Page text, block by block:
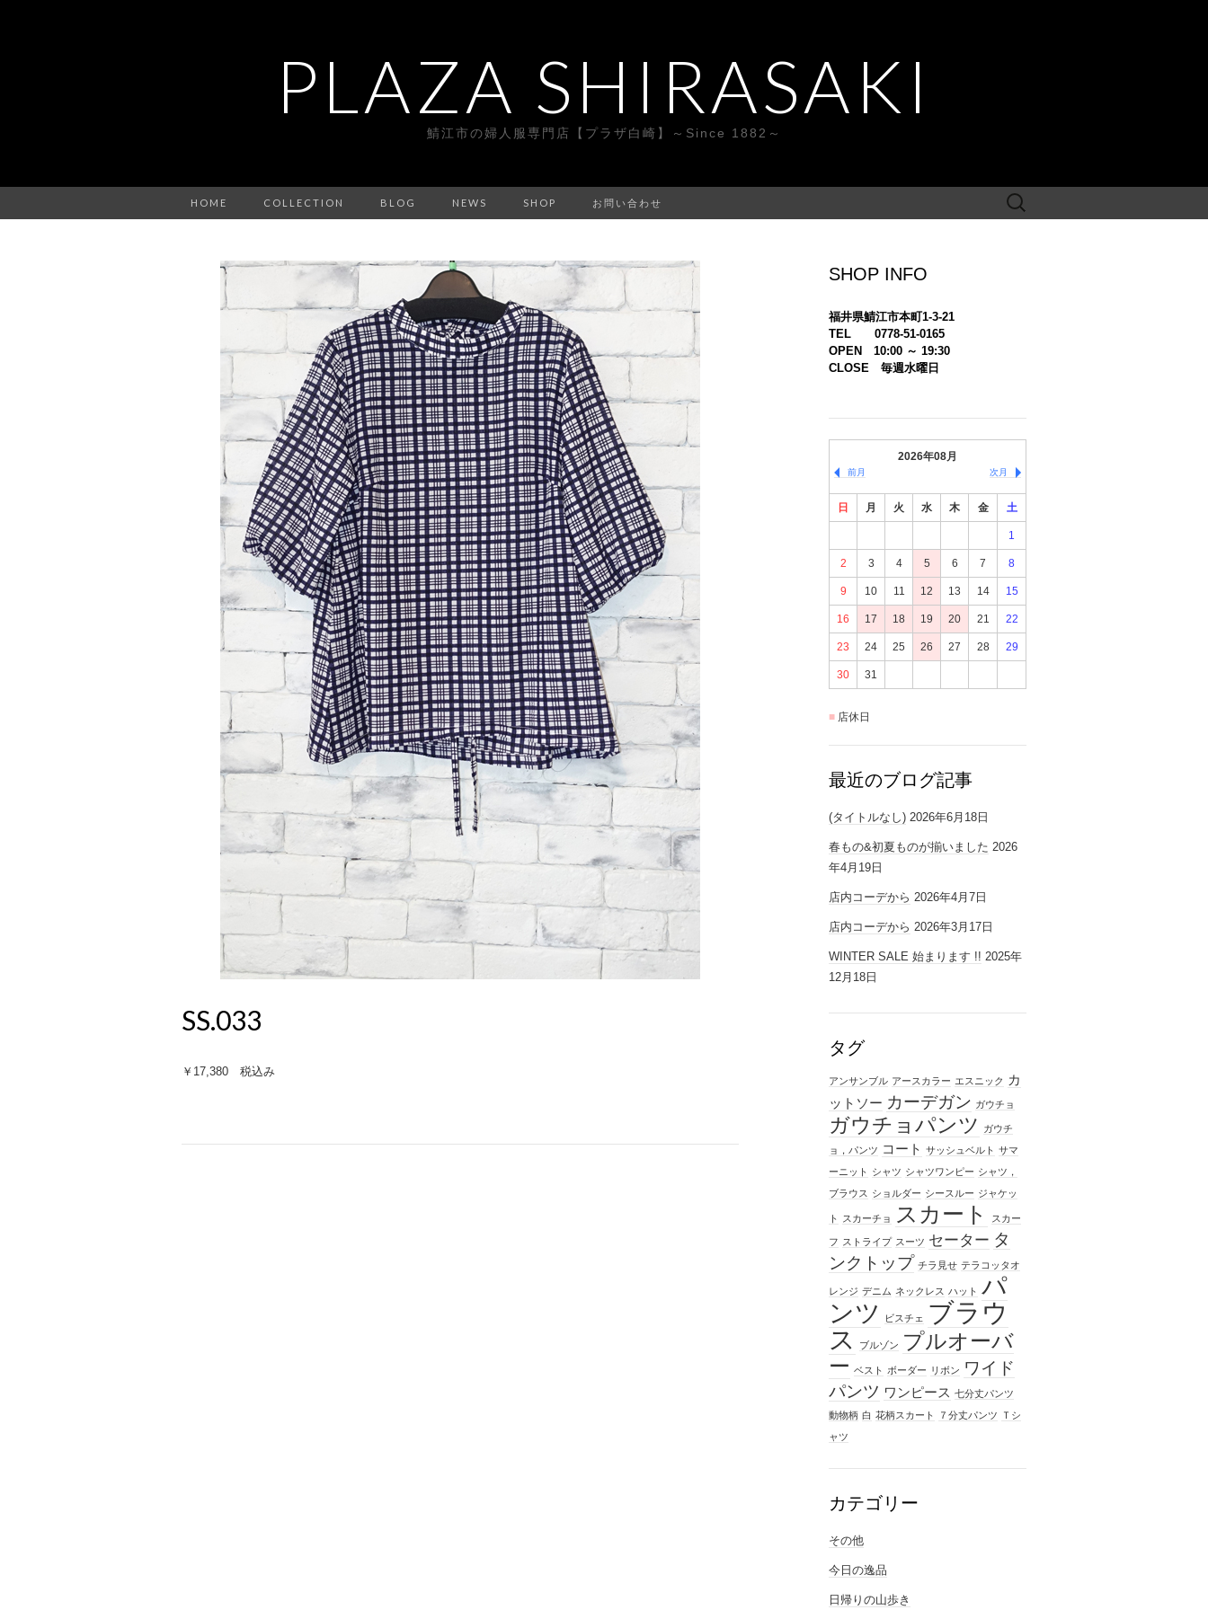
PLAZA SHIRASAKI
鯖江市の婦人服専門店【プラザ白崎】～Since 1882～
HOME COLLECTION BLOG NEWS SHOP お問い合わせ
検
索:
SS.033
￥17,380 税込み
SHOP INFO
福井県鯖江市本町1-3-21
TEL 0778-51-0165
OPEN 10:00 ～ 19:30
CLOSE 毎週水曜日
2026年08月
前月 次月
日 月 火 水 木 金 土
1
2 3 4 5 6 7 8
9 10 11 12 13 14 15
16 17 18 19 20 21 22
23 24 25 26 27 28 29
30 31
店休日
最近のブログ記事
(タイトルなし) 2026年6月18日
春もの&初夏ものが揃いました 2026
年4月19日
店内コーデから 2026年4月7日
店内コーデから 2026年3月17日
WINTER SALE 始まります !! 2025年
12月18日
タグ
アンサンブル アースカラー エスニック
カ
ットソー カーデガン ガウチョ
ガウチョパンツ
ガウチ
ョ，パンツ コート サッシュベルト サマ
ーニット シャツ シャツワンピー シャツ，
ブラウス ショルダー シースルー ジャケッ
ト スカーチョ スカート スカー
フ ストライプ スーツ セーター タ
ンクトップ チラ見せ テラコッタオ
レンジ デニム ネックレス ハット パ
ンツ
ビスチェ
ブラウ
ス
ブルゾン プルオーバ
ー ベスト ボーダー リボン ワイド
パンツ ワンピース 七分丈パンツ
動物柄 白 花柄スカート ７分丈パンツ
Ｔシ
ャツ
カテゴリー
その他
今日の逸品
日帰りの山歩き